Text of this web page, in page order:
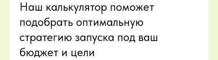
Наш калькулятор поможет
подобрать оптимальную
стратегию запуска под ваш
бюджет и цели